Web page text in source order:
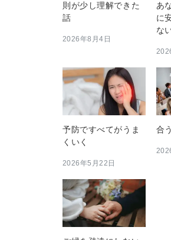
則が少し理解できた
話
2026年8月4日
あ
に
な
予防ですべてがうま
くいく
2026年5月22日
合